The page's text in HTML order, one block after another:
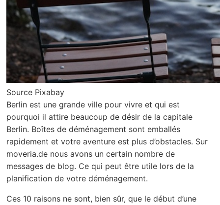
Source Pixabay
Berlin est une grande ville pour vivre et qui est
pourquoi il attire beaucoup de désir de la capitale
Berlin. Boîtes de déménagement sont emballés
rapidement et votre aventure est plus d’obstacles. Sur
moveria.de nous avons un certain nombre de
messages de blog. Ce qui peut être utile lors de la
planification de votre déménagement.
Ces 10 raisons ne sont, bien sûr, que le début d’une